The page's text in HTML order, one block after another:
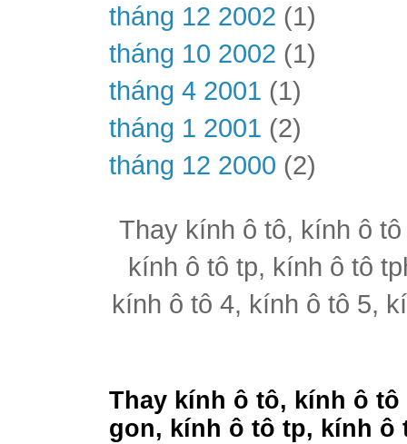
tháng 12 2002 (1)
tháng 10 2002 (1)
tháng 4 2001 (1)
tháng 1 2001 (2)
tháng 12 2000 (2)
Thay kính ô tô, kính ô
kính ô tô tp, kính ô tô
kính ô tô 4, kính ô tô 5,
Thay kính ô tô, kính ô
gon, kính ô tô tp, kính ô